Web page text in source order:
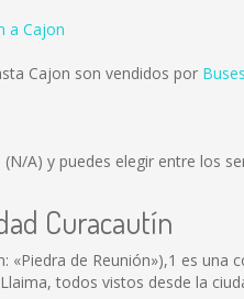
a Cajon
Cajon son vendidos por
(N/A) y puedes elegir entre los
Curacautín
«Piedra de Reunión»),1 es
todos vistos desde la